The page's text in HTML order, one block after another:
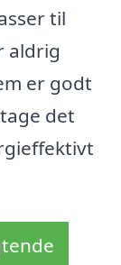
til
aldrig
er godt
det